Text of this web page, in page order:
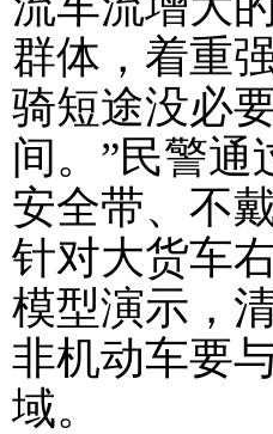
群体，着重
骑短途没必
间。”民警
安全带、不
针对大货车
模型演示，
非机动车要
域。